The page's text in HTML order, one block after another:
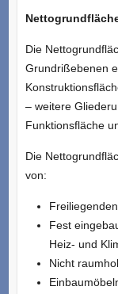
Die
Grundrißebenen
– weitere
Funktionsfläche
Die
von:
Fest
Heiz- und
Nicht